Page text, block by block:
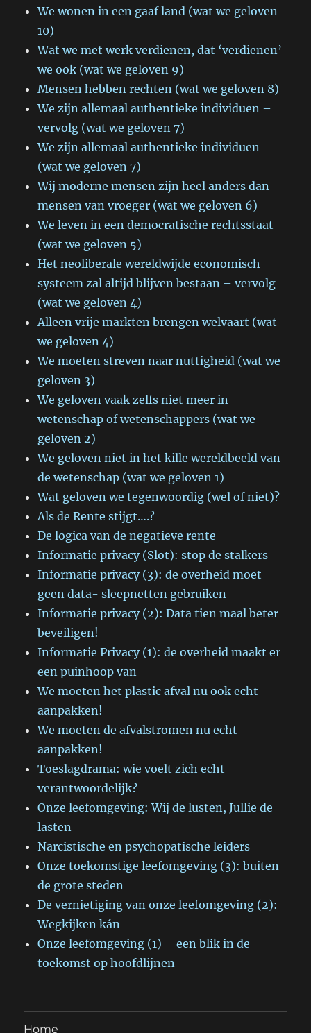
We wonen in een gaaf land (wat we geloven
10)
Wat we met werk verdienen, dat ‘verdienen’
we ook (wat we geloven 9)
Mensen hebben rechten (wat we geloven 8)
We zijn allemaal authentieke individuen –
vervolg (wat we geloven 7)
We zijn allemaal authentieke individuen
(wat we geloven 7)
Wij moderne mensen zijn heel anders dan
mensen van vroeger (wat we geloven 6)
We leven in een democratische rechtsstaat
(wat we geloven 5)
Het neoliberale wereldwijde economisch
systeem zal altijd blijven bestaan – vervolg
(wat we geloven 4)
Alleen vrije markten brengen welvaart (wat
we geloven 4)
We moeten streven naar nuttigheid (wat we
geloven 3)
We geloven vaak zelfs niet meer in
wetenschap of wetenschappers (wat we
geloven 2)
We geloven niet in het kille wereldbeeld van
de wetenschap (wat we geloven 1)
Wat geloven we tegenwoordig (wel of niet)?
Als de Rente stijgt….?
De logica van de negatieve rente
Informatie privacy (Slot): stop de stalkers
Informatie privacy (3): de overheid moet
geen data- sleepnetten gebruiken
Informatie privacy (2): Data tien maal beter
beveiligen!
Informatie Privacy (1): de overheid maakt er
een puinhoop van
We moeten het plastic afval nu ook echt
aanpakken!
We moeten de afvalstromen nu echt
aanpakken!
Toeslagdrama: wie voelt zich echt
verantwoordelijk?
Onze leefomgeving: Wij de lusten, Jullie de
lasten
Narcistische en psychopatische leiders
Onze toekomstige leefomgeving (3): buiten
de grote steden
De vernietiging van onze leefomgeving (2):
Wegkijken kán
Onze leefomgeving (1) – een blik in de
toekomst op hoofdlijnen
Home